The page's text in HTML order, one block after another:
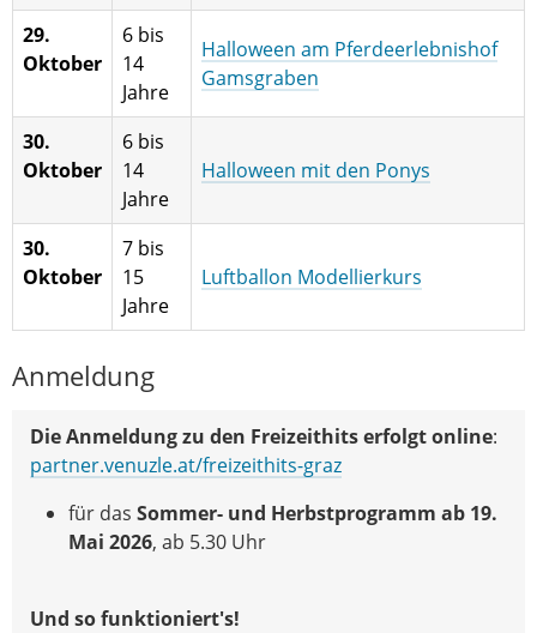
29.
Oktober
6 bis
14
Jahre
Halloween am Pferdeerlebnishof
Gamsgraben
30.
Oktober
6 bis
14
Jahre
Halloween mit den Ponys
30.
Oktober
7 bis
15
Jahre
Luftballon Modellierkurs
Anmeldung
Die Anmeldung zu den Freizeithits erfolgt online:
partner.venuzle.at/freizeithits-graz
für das Sommer- und Herbstprogramm ab 19.
Mai 2026, ab 5.30 Uhr
Und so funktioniert's!